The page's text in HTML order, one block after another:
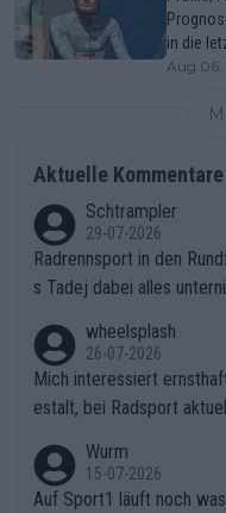
in die
Aug 06,
Aktuelle Kommentare
Schtrampler
29-07-2026
Radrennsport in den
s Tadej dabei alles
ganze Team auch mental
olg teilzuhaben, ist ihm
chen weit über den
wheelsplash
26-07-2026
Mich interessiert
estalt, bei Radsport
Wurm
15-07-2026
Auf Sport1 läuft noch